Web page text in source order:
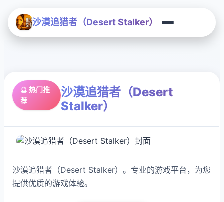
沙漠追猎者（Desert Stalker）
🔮 热门推
荐
沙漠追猎者（Desert
Stalker）
沙漠追猎者（Desert Stalker）。专业的游戏平台，为您
提供优质的游戏体验。